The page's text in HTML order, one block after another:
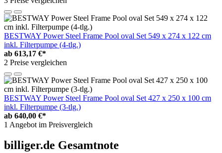
BESTWAY Power Steel Frame Pool oval Set 549 x 274 x 122 cm
inkl. Filterpumpe (4-tlg.)
ab 613,17 €*
2 Preise vergleichen
BESTWAY Power Steel Frame Pool oval Set 427 x 250 x 100 cm
inkl. Filterpumpe (3-tlg.)
ab 640,00 €*
1 Angebot im Preisvergleich
billiger.de Gesamtnote